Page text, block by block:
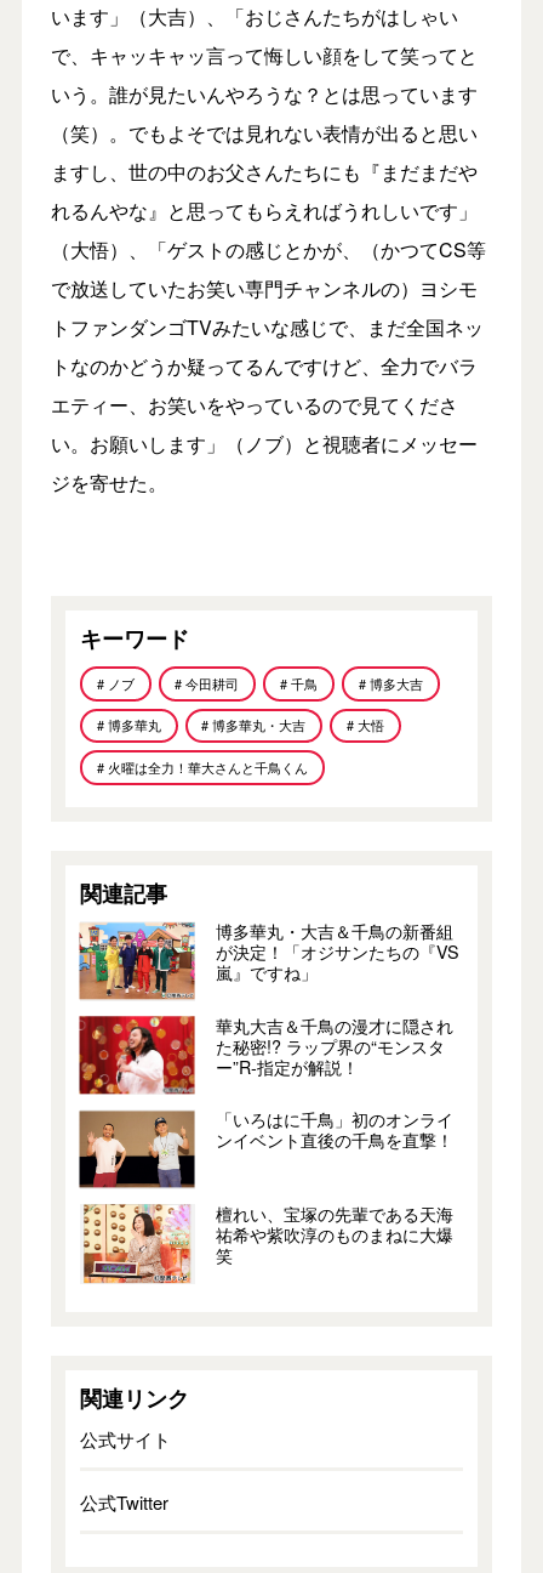
います」（大吉）、「おじさんたちがはしゃい
で、キャッキャッ言って悔しい顔をして笑ってと
いう。誰が見たいんやろうな？とは思っています
（笑）。でもよそでは見れない表情が出ると思い
ますし、世の中のお父さんたちにも『まだまだや
れるんやな』と思ってもらえればうれしいです」
（大悟）、「ゲストの感じとかが、（かつてCS等
で放送していたお笑い専門チャンネルの）ヨシモ
トファンダンゴTVみたいな感じで、まだ全国ネッ
トなのかどうか疑ってるんですけど、全力でバラ
エティー、お笑いをやっているので見てくださ
い。お願いします」（ノブ）と視聴者にメッセー
ジを寄せた。
キーワード
# ノブ # 今田耕司 # 千鳥 # 博多大吉
# 博多華丸 # 博多華丸・大吉 # 大悟
# 火曜は全力！華大さんと千鳥くん
関連記事
博多華丸・大吉＆千鳥の新番組
が決定！「オジサンたちの『VS
嵐』ですね」
華丸大吉＆千鳥の漫才に隠され
た秘密!? ラップ界の“モンスタ
ー”R-指定が解説！
「いろはに千鳥」初のオンライ
ンイベント直後の千鳥を直撃！
檀れい、宝塚の先輩である天海
祐希や紫吹淳のものまねに大爆
笑
関連リンク
公式サイト
公式Twitter